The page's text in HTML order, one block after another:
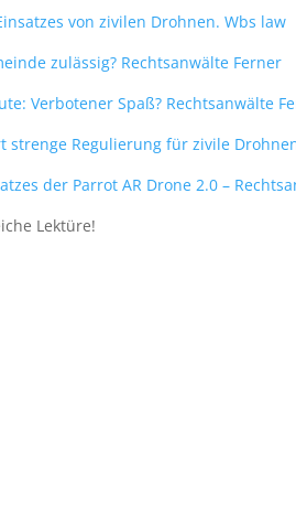
von zivilen Drohnen. Wbs law
zulässig? Rechtsanwälte Ferner
Verbotener Spaß? Rechtsanwälte
strenge Regulierung für zivile
der Parrot AR Drone 2.0 –
Lektüre!